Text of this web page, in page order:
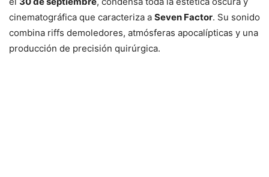
cinematográfica que caracteriza a Seven Factor. Su sonido
combina riffs demoledores, atmósferas apocalípticas y una
producción de precisión quirúrgica.